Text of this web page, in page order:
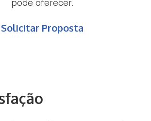
pode oferecer.
Solicitar Proposta